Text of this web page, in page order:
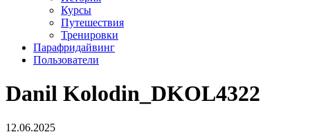
Курсы
Путешествия
Тренировки
Парафридайвинг
Пользователи
Danil Kolodin_DKOL4322
12.06.2025